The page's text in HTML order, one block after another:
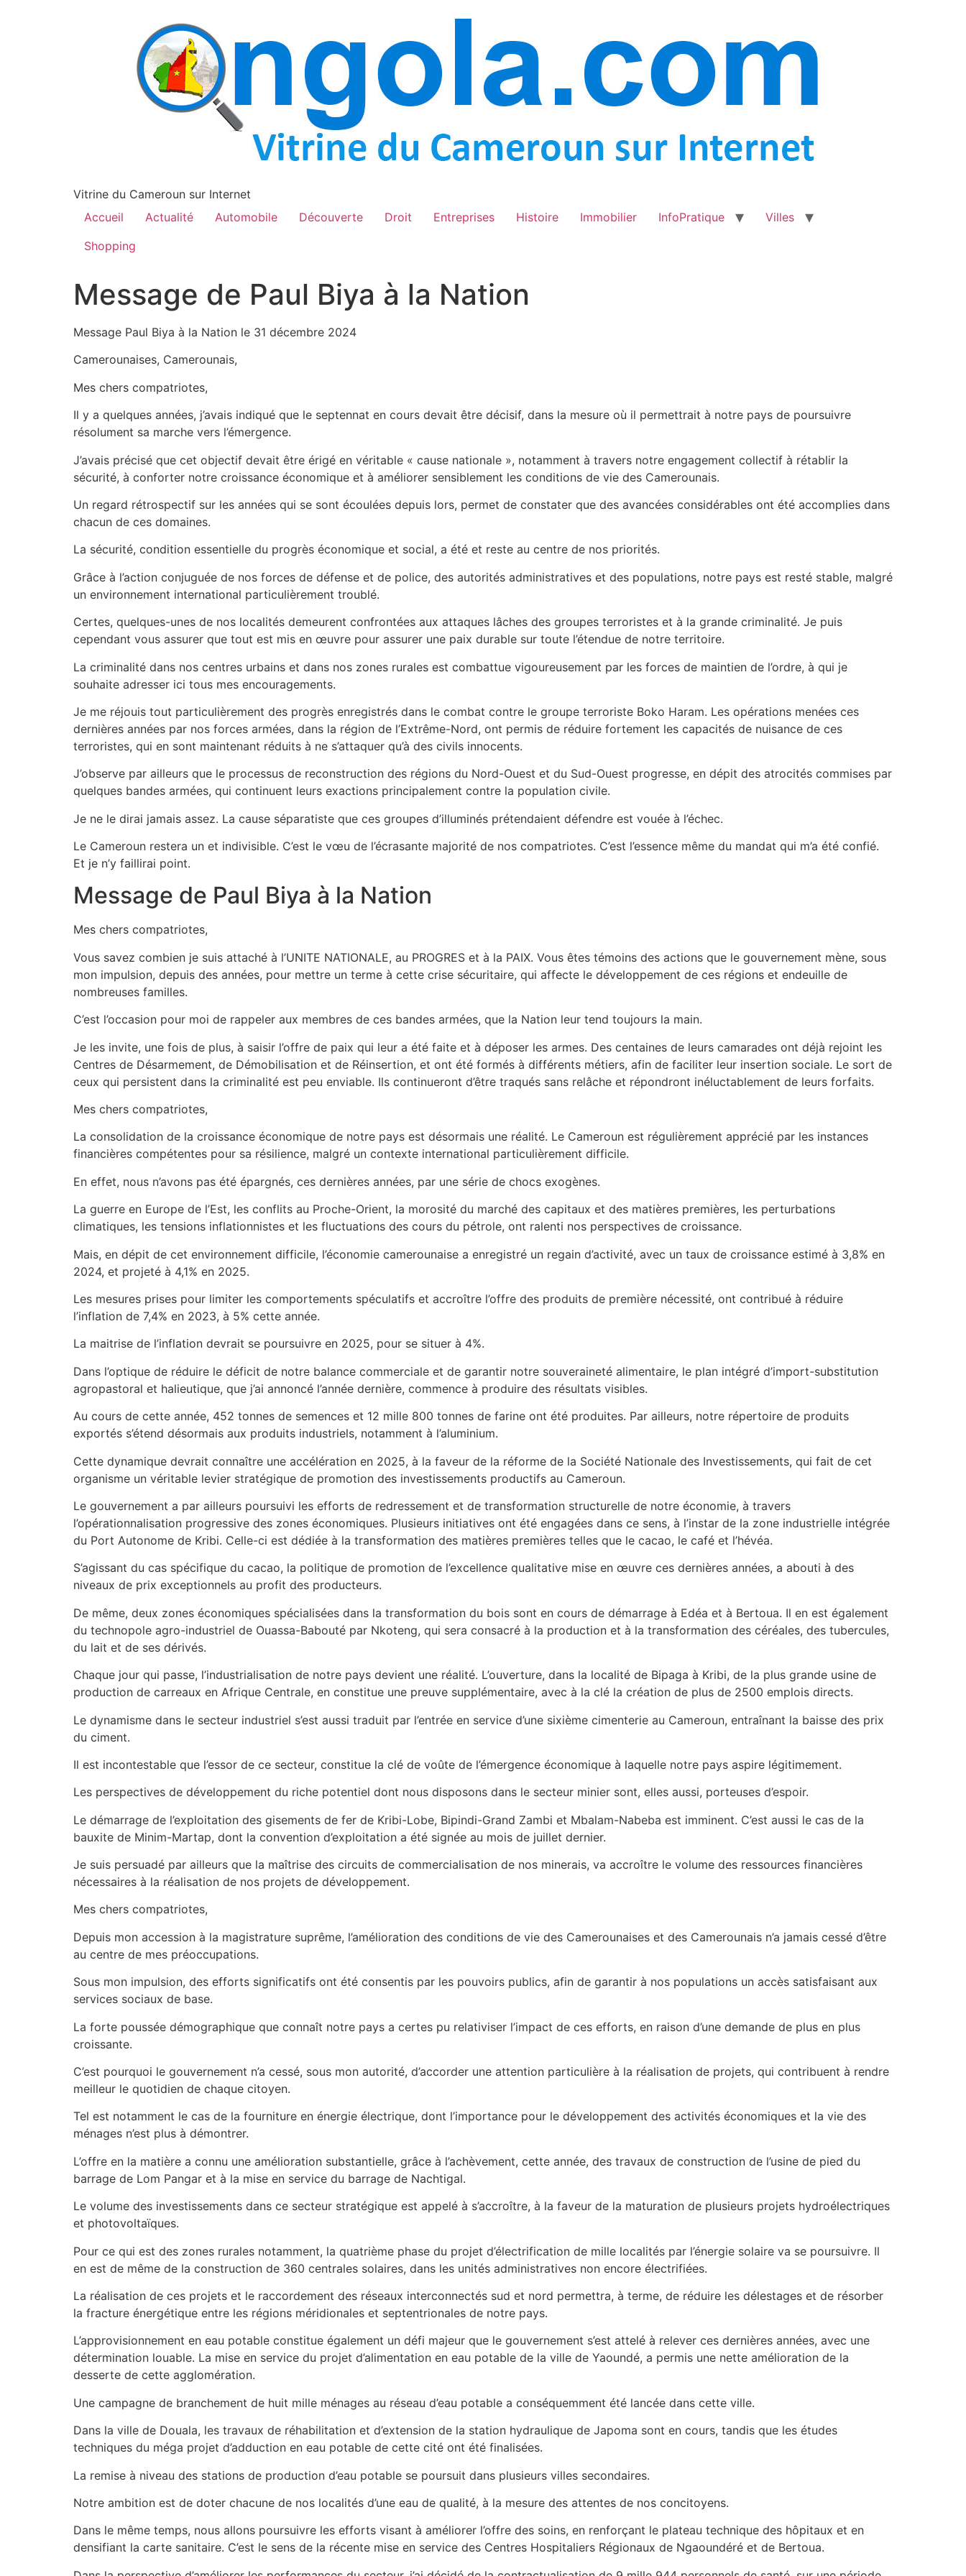
Vitrine du Cameroun sur Internet
Accueil
Actualité Automobile Découverte Droit Entreprises Histoire Immobilier InfoPratique
Villes
Shopping
Message de Paul Biya à la Nation
Message Paul Biya à la Nation le 31 décembre 2024
Camerounaises, Camerounais,
Mes chers compatriotes,
Il y a quelques années, j’avais indiqué que le septennat en cours devait être décisif, dans la mesure où il permettrait à notre pays de poursuivre
résolument sa marche vers l’émergence.
J’avais précisé que cet objectif devait être érigé en véritable « cause nationale », notamment à travers notre engagement collectif à rétablir la
sécurité, à conforter notre croissance économique et à améliorer sensiblement les conditions de vie des Camerounais.
Un regard rétrospectif sur les années qui se sont écoulées depuis lors, permet de constater que des avancées considérables ont été accomplies dans
chacun de ces domaines.
La sécurité, condition essentielle du progrès économique et social, a été et reste au centre de nos priorités.
Grâce à l’action conjuguée de nos forces de défense et de police, des autorités administratives et des populations, notre pays est resté stable, malgré
un environnement international particulièrement troublé.
Certes, quelques-unes de nos localités demeurent confrontées aux attaques lâches des groupes terroristes et à la grande criminalité. Je puis
cependant vous assurer que tout est mis en œuvre pour assurer une paix durable sur toute l’étendue de notre territoire.
La criminalité dans nos centres urbains et dans nos zones rurales est combattue vigoureusement par les forces de maintien de l’ordre, à qui je
souhaite adresser ici tous mes encouragements.
Je me réjouis tout particulièrement des progrès enregistrés dans le combat contre le groupe terroriste Boko Haram. Les opérations menées ces
dernières années par nos forces armées, dans la région de l’Extrême-Nord, ont permis de réduire fortement les capacités de nuisance de ces
terroristes, qui en sont maintenant réduits à ne s’attaquer qu’à des civils innocents.
J’observe par ailleurs que le processus de reconstruction des régions du Nord-Ouest et du Sud-Ouest progresse, en dépit des atrocités commises par
quelques bandes armées, qui continuent leurs exactions principalement contre la population civile.
Je ne le dirai jamais assez. La cause séparatiste que ces groupes d’illuminés prétendaient défendre est vouée à l’échec.
Le Cameroun restera un et indivisible. C’est le vœu de l’écrasante majorité de nos compatriotes. C’est l’essence même du mandat qui m’a été confié.
Et je n’y faillirai point.
Message de Paul Biya à la Nation
Mes chers compatriotes,
Vous savez combien je suis attaché à l’UNITE NATIONALE, au PROGRES et à la PAIX. Vous êtes témoins des actions que le gouvernement mène, sous
mon impulsion, depuis des années, pour mettre un terme à cette crise sécuritaire, qui affecte le développement de ces régions et endeuille de
nombreuses familles.
C’est l’occasion pour moi de rappeler aux membres de ces bandes armées, que la Nation leur tend toujours la main.
Je les invite, une fois de plus, à saisir l’offre de paix qui leur a été faite et à déposer les armes. Des centaines de leurs camarades ont déjà rejoint les
Centres de Désarmement, de Démobilisation et de Réinsertion, et ont été formés à différents métiers, afin de faciliter leur insertion sociale. Le sort de
ceux qui persistent dans la criminalité est peu enviable. Ils continueront d’être traqués sans relâche et répondront inéluctablement de leurs forfaits.
Mes chers compatriotes,
La consolidation de la croissance économique de notre pays est désormais une réalité. Le Cameroun est régulièrement apprécié par les instances
financières compétentes pour sa résilience, malgré un contexte international particulièrement difficile.
En effet, nous n’avons pas été épargnés, ces dernières années, par une série de chocs exogènes.
La guerre en Europe de l’Est, les conflits au Proche-Orient, la morosité du marché des capitaux et des matières premières, les perturbations
climatiques, les tensions inflationnistes et les fluctuations des cours du pétrole, ont ralenti nos perspectives de croissance.
Mais, en dépit de cet environnement difficile, l’économie camerounaise a enregistré un regain d’activité, avec un taux de croissance estimé à 3,8% en
2024, et projeté à 4,1% en 2025.
Les mesures prises pour limiter les comportements spéculatifs et accroître l’offre des produits de première nécessité, ont contribué à réduire
l’inflation de 7,4% en 2023, à 5% cette année.
La maitrise de l’inflation devrait se poursuivre en 2025, pour se situer à 4%.
Dans l’optique de réduire le déficit de notre balance commerciale et de garantir notre souveraineté alimentaire, le plan intégré d’import-substitution
agropastoral et halieutique, que j’ai annoncé l’année dernière, commence à produire des résultats visibles.
Au cours de cette année, 452 tonnes de semences et 12 mille 800 tonnes de farine ont été produites. Par ailleurs, notre répertoire de produits
exportés s’étend désormais aux produits industriels, notamment à l’aluminium.
Cette dynamique devrait connaître une accélération en 2025, à la faveur de la réforme de la Société Nationale des Investissements, qui fait de cet
organisme un véritable levier stratégique de promotion des investissements productifs au Cameroun.
Le gouvernement a par ailleurs poursuivi les efforts de redressement et de transformation structurelle de notre économie, à travers
l’opérationnalisation progressive des zones économiques. Plusieurs initiatives ont été engagées dans ce sens, à l’instar de la zone industrielle intégrée
du Port Autonome de Kribi. Celle-ci est dédiée à la transformation des matières premières telles que le cacao, le café et l’hévéa.
S’agissant du cas spécifique du cacao, la politique de promotion de l’excellence qualitative mise en œuvre ces dernières années, a abouti à des
niveaux de prix exceptionnels au profit des producteurs.
De même, deux zones économiques spécialisées dans la transformation du bois sont en cours de démarrage à Edéa et à Bertoua. Il en est également
du technopole agro-industriel de Ouassa-Babouté par Nkoteng, qui sera consacré à la production et à la transformation des céréales, des tubercules,
du lait et de ses dérivés.
Chaque jour qui passe, l’industrialisation de notre pays devient une réalité. L’ouverture, dans la localité de Bipaga à Kribi, de la plus grande usine de
production de carreaux en Afrique Centrale, en constitue une preuve supplémentaire, avec à la clé la création de plus de 2500 emplois directs.
Le dynamisme dans le secteur industriel s’est aussi traduit par l’entrée en service d’une sixième cimenterie au Cameroun, entraînant la baisse des prix
du ciment.
Il est incontestable que l’essor de ce secteur, constitue la clé de voûte de l’émergence économique à laquelle notre pays aspire légitimement.
Les perspectives de développement du riche potentiel dont nous disposons dans le secteur minier sont, elles aussi, porteuses d’espoir.
Le démarrage de l’exploitation des gisements de fer de Kribi-Lobe, Bipindi-Grand Zambi et Mbalam-Nabeba est imminent. C’est aussi le cas de la
bauxite de Minim-Martap, dont la convention d’exploitation a été signée au mois de juillet dernier.
Je suis persuadé par ailleurs que la maîtrise des circuits de commercialisation de nos minerais, va accroître le volume des ressources financières
nécessaires à la réalisation de nos projets de développement.
Mes chers compatriotes,
Depuis mon accession à la magistrature suprême, l’amélioration des conditions de vie des Camerounaises et des Camerounais n’a jamais cessé d’être
au centre de mes préoccupations.
Sous mon impulsion, des efforts significatifs ont été consentis par les pouvoirs publics, afin de garantir à nos populations un accès satisfaisant aux
services sociaux de base.
La forte poussée démographique que connaît notre pays a certes pu relativiser l’impact de ces efforts, en raison d’une demande de plus en plus
croissante.
C’est pourquoi le gouvernement n’a cessé, sous mon autorité, d’accorder une attention particulière à la réalisation de projets, qui contribuent à rendre
meilleur le quotidien de chaque citoyen.
Tel est notamment le cas de la fourniture en énergie électrique, dont l’importance pour le développement des activités économiques et la vie des
ménages n’est plus à démontrer.
L’offre en la matière a connu une amélioration substantielle, grâce à l’achèvement, cette année, des travaux de construction de l’usine de pied du
barrage de Lom Pangar et à la mise en service du barrage de Nachtigal.
Le volume des investissements dans ce secteur stratégique est appelé à s’accroître, à la faveur de la maturation de plusieurs projets hydroélectriques
et photovoltaïques.
Pour ce qui est des zones rurales notamment, la quatrième phase du projet d’électrification de mille localités par l’énergie solaire va se poursuivre. Il
en est de même de la construction de 360 centrales solaires, dans les unités administratives non encore électrifiées.
La réalisation de ces projets et le raccordement des réseaux interconnectés sud et nord permettra, à terme, de réduire les délestages et de résorber
la fracture énergétique entre les régions méridionales et septentrionales de notre pays.
L’approvisionnement en eau potable constitue également un défi majeur que le gouvernement s’est attelé à relever ces dernières années, avec une
détermination louable. La mise en service du projet d’alimentation en eau potable de la ville de Yaoundé, a permis une nette amélioration de la
desserte de cette agglomération.
Une campagne de branchement de huit mille ménages au réseau d’eau potable a conséquemment été lancée dans cette ville.
Dans la ville de Douala, les travaux de réhabilitation et d’extension de la station hydraulique de Japoma sont en cours, tandis que les études
techniques du méga projet d’adduction en eau potable de cette cité ont été finalisées.
La remise à niveau des stations de production d’eau potable se poursuit dans plusieurs villes secondaires.
Notre ambition est de doter chacune de nos localités d’une eau de qualité, à la mesure des attentes de nos concitoyens.
Dans le même temps, nous allons poursuivre les efforts visant à améliorer l’offre des soins, en renforçant le plateau technique des hôpitaux et en
densifiant la carte sanitaire. C’est le sens de la récente mise en service des Centres Hospitaliers Régionaux de Ngaoundéré et de Bertoua.